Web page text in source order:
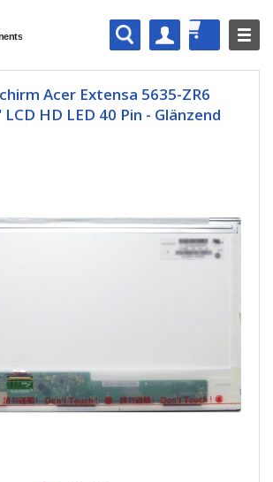
Acer Extensa 5635-ZR6
HD LED 40 Pin - Glänzend